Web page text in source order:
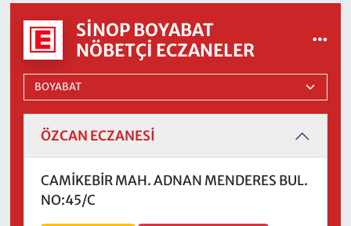
SINOP BOYABAT
NÖBETÇI ECZANELER
ÖZCAN ECZANESİ
CAMİKEBİR MAH. ADNAN MENDERES BUL.
NO:45/C